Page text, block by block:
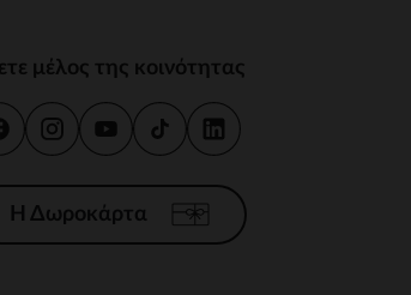
μέλος της κοινότητας
Η Δωροκάρτα